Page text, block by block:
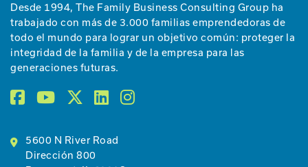
Desde 1994, The Family Business Consulting Group ha
trabajado con más de 3.000 familias emprendedoras de
todo el mundo para lograr un objetivo común: proteger la
integridad de la familia y de la empresa para las
generaciones futuras.
5600 N River Road
Dirección 800